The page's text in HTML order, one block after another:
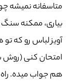
متاسفانه نمیشه
بیاری، ممکنه
آویز لباس رو که
امتحان کنی
هم جواب میده. راه